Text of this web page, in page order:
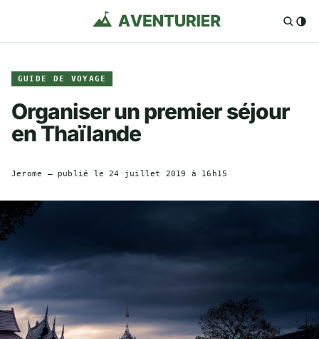
GUIDE DE VOYAGE
Organiser un premier séjour
en Thaïlande
Jerome — publié le24 juillet 2019 à 16h15